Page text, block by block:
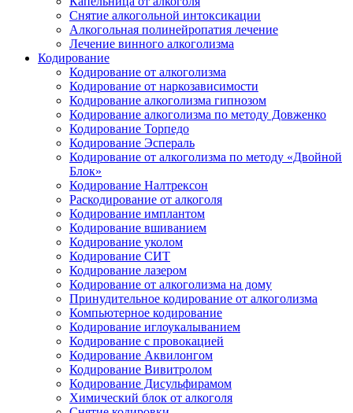
Снятие алкогольной интоксикации
Алкогольная полинейропатия лечение
Лечение винного алкоголизма
Кодирование
Кодирование от алкоголизма
Кодирование от наркозависимости
Кодирование алкоголизма гипнозом
Кодирование алкоголизма по методу Довженко
Кодирование Торпедо
Кодирование Эспераль
Кодирование от алкоголизма по методу «Двойной
Блок»
Кодирование Налтрексон
Раскодирование от алкоголя
Кодирование имплантом
Кодирование вшиванием
Кодирование уколом
Кодирование СИТ
Кодирование лазером
Кодирование от алкоголизма на дому
Принудительное кодирование от алкоголизма
Компьютерное кодирование
Кодирование иглоукалыванием
Кодирование с провокацией
Кодирование Аквилонгом
Кодирование Вивитролом
Кодирование Дисульфирамом
Химический блок от алкоголя